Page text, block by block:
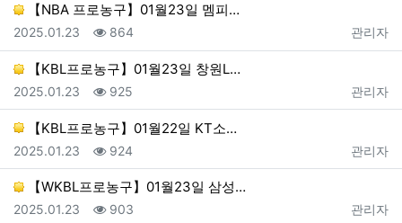
【NBA 프로농구】01월23일 멤피…
등록자
관리자
등록일
2025.01.23 조회
864
【KBL프로농구】01월23일 창원L…
등록자
관리자
등록일
2025.01.23 조회
925
【KBL프로농구】01월22일 KT소…
등록자
관리자
등록일
2025.01.23 조회
924
【WKBL프로농구】01월23일 삼성…
등록자
관리자
등록일
2025.01.23 조회
903